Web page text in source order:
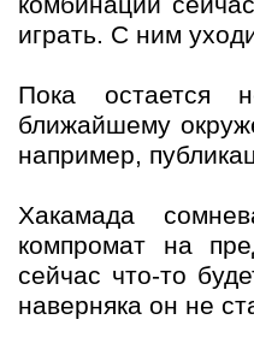
играть. С ним
Пока остается
ближайшему
например,
Хакамада
компромат на
сейчас что-то
наверняка он не